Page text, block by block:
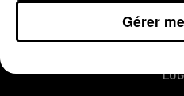
CONDITIONS
REGLEMENT JEUX
Gérer